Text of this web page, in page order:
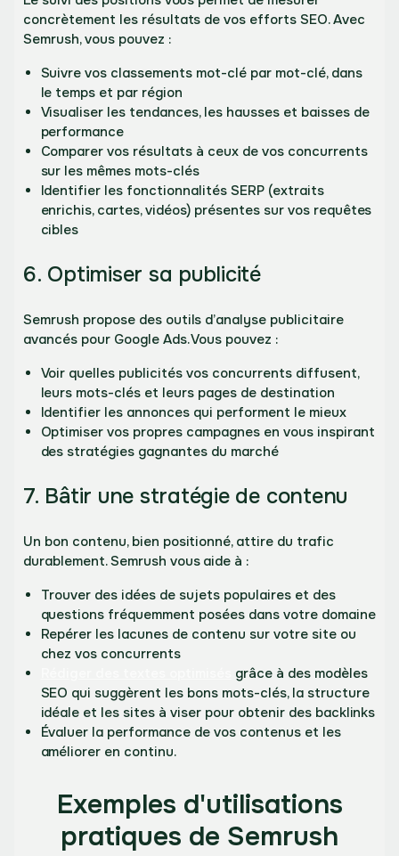
concrètement les résultats de vos efforts SEO. Avec
Semrush, vous pouvez :
Suivre vos classements mot-clé par mot-clé, dans
le temps et par région
Visualiser les tendances, les hausses et baisses de
performance
Comparer vos résultats à ceux de vos concurrents
sur les mêmes mots-clés
Identifier les fonctionnalités SERP (extraits
enrichis, cartes, vidéos) présentes sur vos requêtes
cibles
6. Optimiser sa publicité
Semrush propose des outils d’analyse publicitaire
avancés pour Google Ads. Vous pouvez :
Voir quelles publicités vos concurrents diffusent,
leurs mots-clés et leurs pages de destination
Identifier les annonces qui performent le mieux
Optimiser vos propres campagnes en vous inspirant
des stratégies gagnantes du marché
7. Bâtir une stratégie de contenu
Un bon contenu, bien positionné, attire du trafic
durablement. Semrush vous aide à :
Trouver des idées de sujets populaires et des
questions fréquemment posées dans votre domaine
Repérer les lacunes de contenu sur votre site ou
chez vos concurrents
grâce à des modèles
SEO qui suggèrent les bons mots-clés, la structure
idéale et les sites à viser pour obtenir des backlinks
Évaluer la performance de vos contenus et les
améliorer en continu.
Exemples d'utilisations
pratiques de Semrush